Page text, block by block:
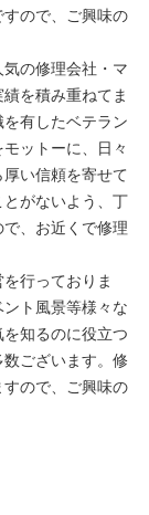
ので、ご興味の
の修理会社・マ
を積み重ねてま
有したベテラン
ットーに、日々
い信頼を寄せて
がないよう、丁
、お近くで修理
行っておりま
ト風景等様々な
知るのに役立つ
ございます。修
ので、ご興味の